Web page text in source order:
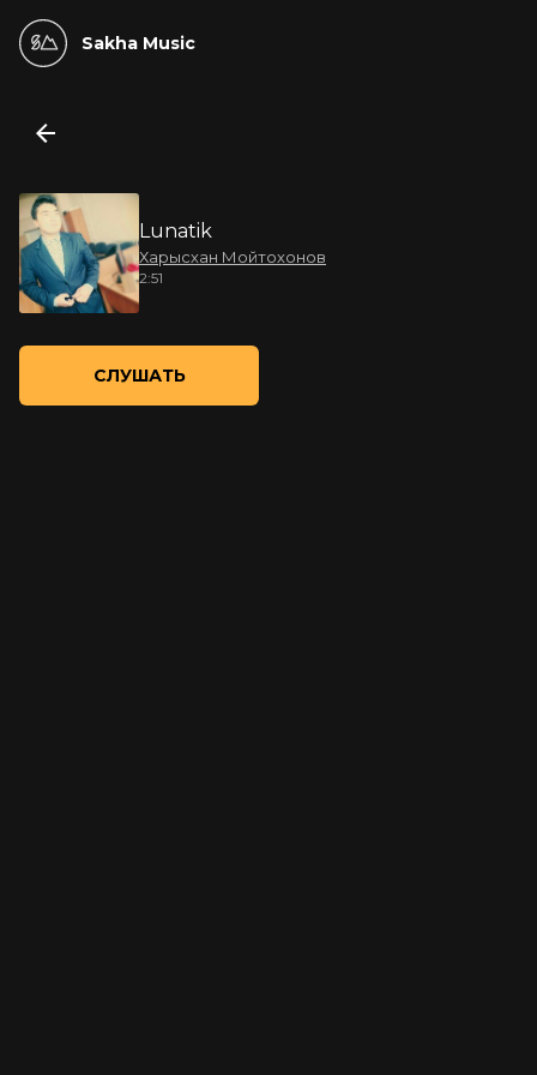
Sakha Music
Lunatik
Харысхан Мойтохонов
2:51
СЛУШАТЬ